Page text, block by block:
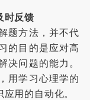
时反馈
方法，并不代
的目的是应对高
决问题的能力。
用学习心理学的
用的自动化。